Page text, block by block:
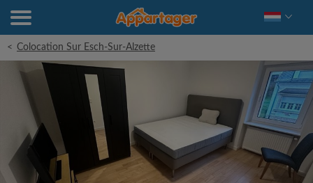
< Colocation Sur Esch-Sur-Alzette